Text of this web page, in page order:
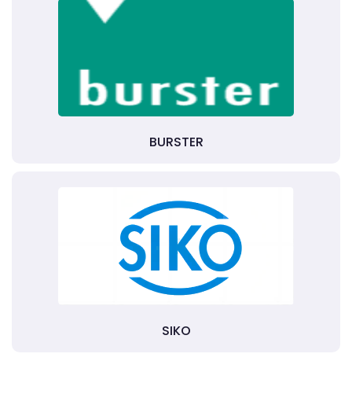
BURSTER
SIKO